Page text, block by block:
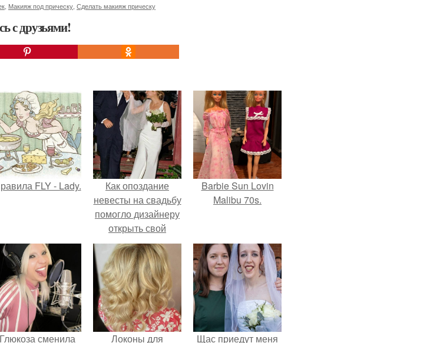
Макияж под прическу Сделать макияж прическу
с друзьями!
FLY - Lady.
Как опоздание
невесты на свадьбу
помогло дизайнеру
открыть свой
бренд.
Barbie Sun Lovin
Malibu 70s.
Глюкоза сменила Локоны для Щас приедут меня